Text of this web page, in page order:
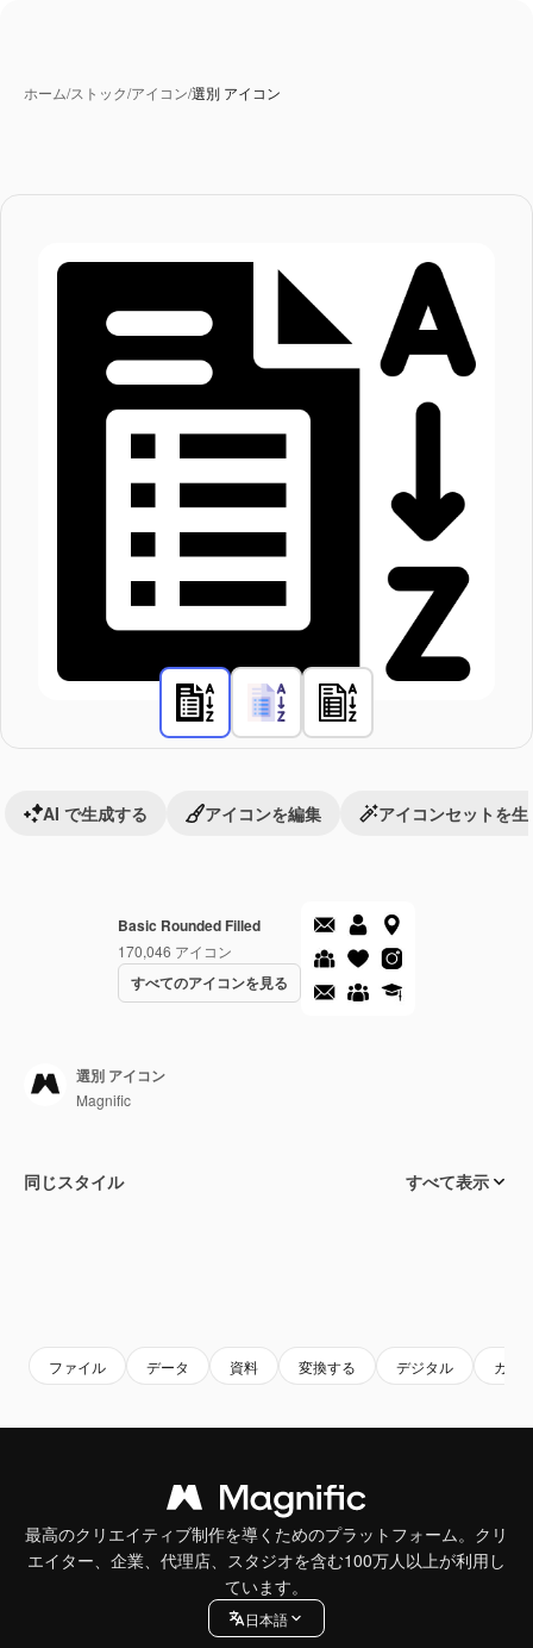
ホーム/ストック/アイコン/選別 アイコン
Basic Rounded Filled
170,046 アイコン
すべてのアイコンを見る
AI で生成する アイコンを編集 アイコンセットを生
選別 アイコン
Magnific
同じスタイル すべて表示
ファイル データ 資料 変換する デジタル カテ
最高のクリエイティブ制作を導くためのプラットフォーム。クリ
エイター、企業、代理店、スタジオを含む100万人以上が利用し
ています。
日本語